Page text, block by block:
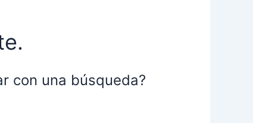
con una búsqueda?